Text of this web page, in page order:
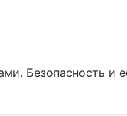
Безопасность и